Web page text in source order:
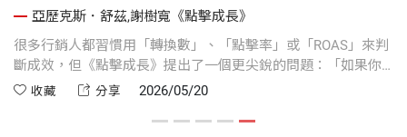
幅效果，以及每位用戶的生命週期價值。
亞歷克斯．舒茲,謝樹寬《點擊成長》
很多行銷人都習慣用「轉換數」、「點擊率」或「ROAS」來判
斷成效，但《點擊成長》提出了一個更尖銳的問題：「如果你
什麼都不做，這些轉換還會不會發生？」 真正優秀的行銷，不
公司多賺了多少？書中進一步拆解邊際投資報酬率（Marginal
收藏 分享 2026/05/20